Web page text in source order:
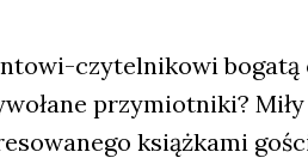
czy­tel­ni­ko­wi
przy­miot­ni­ki?
książ­ka­mi